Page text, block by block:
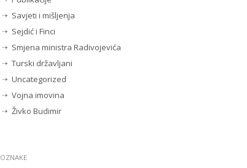
Savjeti i mišljenja
Sejdić i Finci
Smjena ministra Radivojevića
Turski državljani
Uncategorized
Vojna imovina
Živko Budimir
OZNAKE